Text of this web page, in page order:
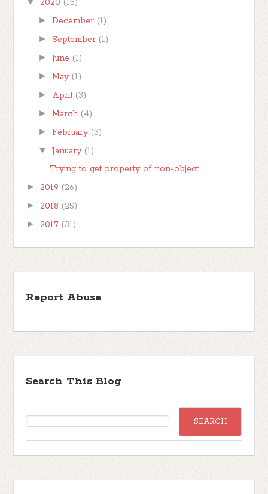
2020 (15)
► December (1)
► September (1)
► June (1)
► May (1)
► April (3)
► March (4)
► February (3)
▼ January (1)
Trying to get property of non-object
► 2019 (26)
► 2018 (25)
► 2017 (31)
Report Abuse
Search This Blog